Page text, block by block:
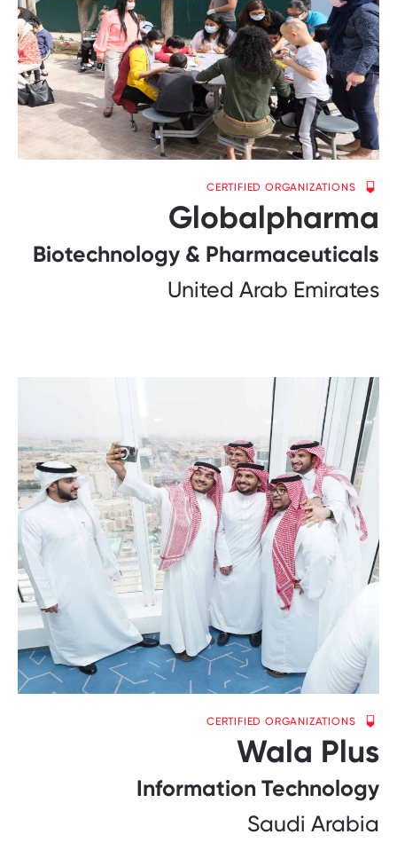
CERTIFIED ORGANIZATIONS
Globalpharma
Biotechnology & Pharmaceuticals
United Arab Emirates
CERTIFIED ORGANIZATIONS
Wala Plus
Information Technology
Saudi Arabia